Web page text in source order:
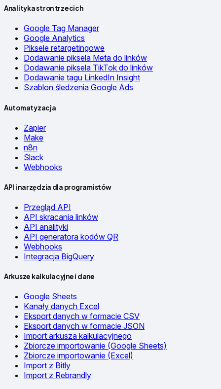
Analityka stron trzecich
Google Tag Manager
Google Analytics
Piksele retargetingowe
Dodawanie piksela Meta do linków
Dodawanie piksela TikTok do linków
Dodawanie tagu LinkedIn Insight
Szablon śledzenia Google Ads
Automatyzacja
Zapier
Make
n8n
Slack
Webhooks
API i narzędzia dla programistów
Przegląd API
API skracania linków
API analityki
API generatora kodów QR
Webhooks
Integracja BigQuery
Arkusze kalkulacyjne i dane
Google Sheets
Kanały danych Excel
Eksport danych w formacie CSV
Eksport danych w formacie JSON
Import arkusza kalkulacyjnego
Zbiorcze importowanie (Google Sheets)
Zbiorcze importowanie (Excel)
Import z Bitly
Import z Rebrandly